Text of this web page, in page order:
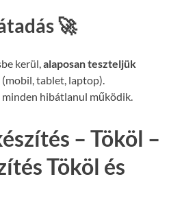
🚀
kerül, alaposan teszteljük
tablet, laptop).
hibátlanul működik.
– Tököl –
Tököl és